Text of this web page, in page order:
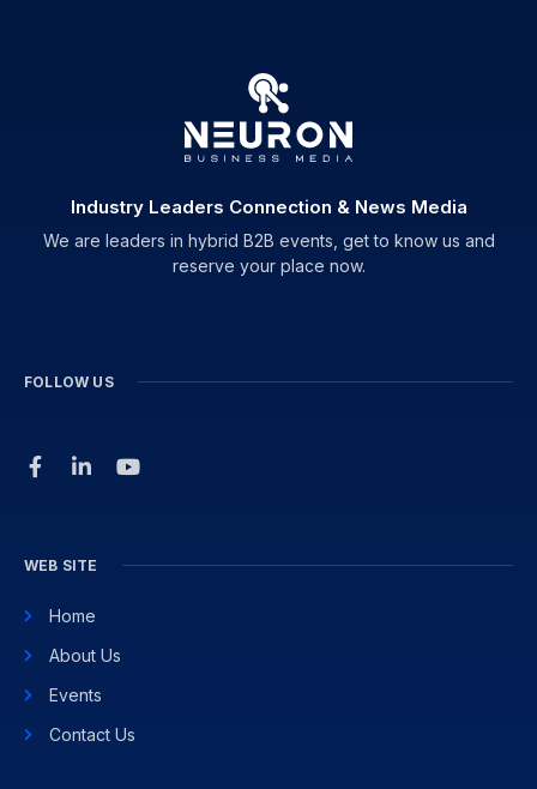
Industry Leaders Connection & News Media
We are leaders in hybrid B2B events, get to know us and
reserve your place now.
FOLLOW US
WEB SITE
Home
About Us
Events
Contact Us